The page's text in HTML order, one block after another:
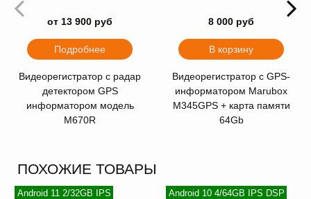
от 13 900 руб
Подробнее
Видеорегистратор с радар
детектором GPS
информатором модель
M670R
8 000 руб
В корзину
Видеорегистратор с GPS-
информатором Marubox
M345GPS + карта памяти
64Gb
ПОХОЖИЕ ТОВАРЫ
Android 11 2/32GB IPS Android 10 4/64GB IPS DSP